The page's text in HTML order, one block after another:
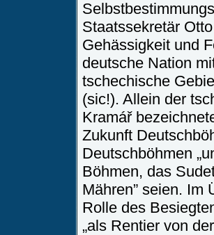
Staatssekretär
Gehässigkeit und
deutsche Nation
tschechische
(sic!). Allein der
Kramář
Zukunft
Deutschböhmen
Böhmen, das
Mähren” seien. Im
Rolle des
„als Rentier von